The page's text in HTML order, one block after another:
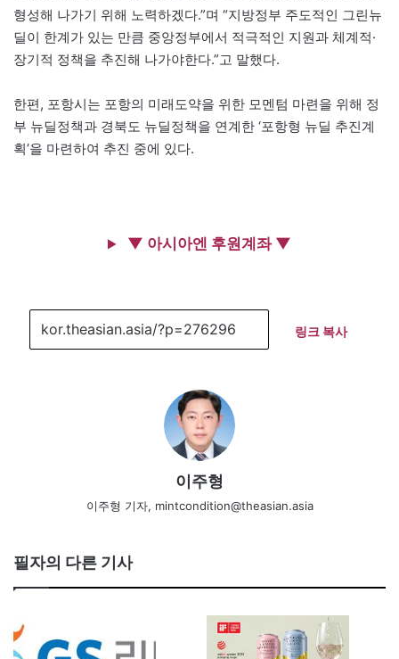
형성해 나가기 위해 노력하겠다.”며 “지방정부 주도적인 그린뉴
딜이 한계가 있는 만큼 중앙정부에서 적극적인 지원과 체계적·
장기적 정책을 추진해 나가야한다.”고 말했다.
한편, 포항시는 포항의 미래도약을 위한 모멘텀 마련을 위해 정
부 뉴딜정책과 경북도 뉴딜정책을 연계한 ‘포항형 뉴딜 추진계
획’을 마련하여 추진 중에 있다.
▼ 아시아엔 후원계좌 ▼
링크 복사
이주형
이주형 기자, mintcondition@theasian.asia
필자의 다른 기사